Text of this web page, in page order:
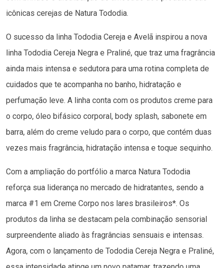
icônicas cerejas de Natura Tododia.
O sucesso da linha Tododia Cereja e Avelã inspirou a nova
linha Tododia Cereja Negra e Praliné, que traz uma fragrância
ainda mais intensa e sedutora para uma rotina completa de
cuidados que te acompanha no banho, hidratação e
perfumação leve. A linha conta com os produtos creme para
o corpo, óleo bifásico corporal, body splash, sabonete em
barra, além do creme veludo para o corpo, que contém duas
vezes mais fragrância, hidratação intensa e toque sequinho.
Com a ampliação do portfólio a marca Natura Tododia
reforça sua liderança no mercado de hidratantes, sendo a
marca #1 em Creme Corpo nos lares brasileiros*. Os
produtos da linha se destacam pela combinação sensorial
surpreendente aliado às fragrâncias sensuais e intensas.
Agora, com o lançamento de Tododia Cereja Negra e Praliné,